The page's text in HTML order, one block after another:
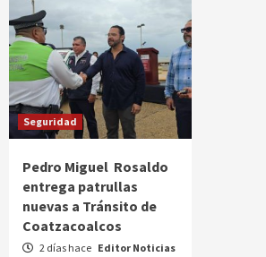
Seguridad
Pedro Miguel Rosaldo
entrega patrullas
nuevas a Tránsito de
Coatzacoalcos
2 días hace Editor Noticias